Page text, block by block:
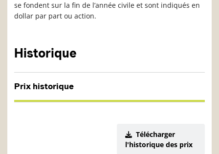
se fondent sur la fin de l’année civile et sont indiqués en
dollar par part ou action.
Historique
Prix historique
Télécharger
l'historique des prix